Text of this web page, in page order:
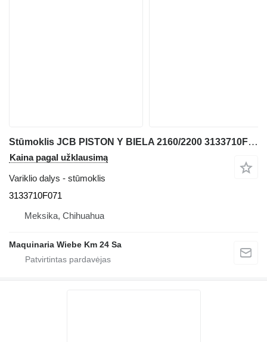
Stūmoklis JCB PISTON Y BIELA 2160/2200 3133710F071 teleskopinio krautuvo JCB
Kaina pagal užklausimą
Variklio dalys - stūmoklis
3133710F071
Meksika, Chihuahua
Maquinaria Wiebe Km 24 Sa